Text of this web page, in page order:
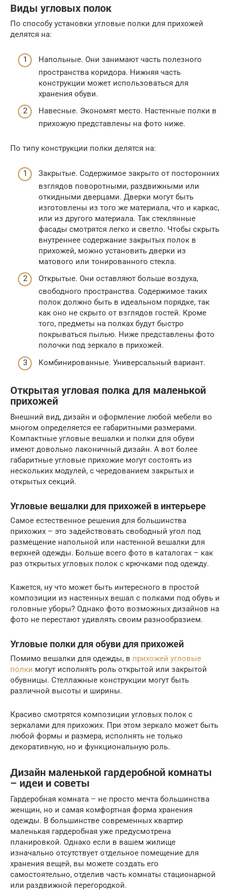
Виды угловых полок
По способу установки угловые полки для прихожей
делятся на:
Напольные. Они занимают часть полезного
пространства коридора. Нижняя часть
конструкции может использоваться для
хранения обуви.
Навесные. Экономят место. Настенные полки в
прихожую представлены на фото ниже.
По типу конструкции полки делятся на:
Закрытые. Содержимое закрыто от посторонних
взглядов поворотными, раздвижными или
откидными дверцами. Дверки могут быть
изготовлены из того же материала, что и каркас,
или из другого материала. Так стеклянные
фасады смотрятся легко и светло. Чтобы скрыть
внутреннее содержание закрытых полок в
прихожей, можно установить дверки из
матового или тонированного стекла.
Открытые. Они оставляют больше воздуха,
свободного пространства. Содержимое таких
полок должно быть в идеальном порядке, так
как оно не скрыто от взглядов гостей. Кроме
того, предметы на полках будут быстро
покрываться пылью. Ниже представлены фото
полочки под зеркало в прихожей.
Комбинированные. Универсальный вариант.
Открытая угловая полка для маленькой
прихожей
Внешний вид, дизайн и оформление любой мебели во
многом определяется ее габаритными размерами.
Компактные угловые вешалки и полки для обуви
имеют довольно лаконичный дизайн. А вот более
габаритные угловые прихожие могут состоять из
нескольких модулей, с чередованием закрытых и
открытых секций.
Угловые вешалки для прихожей в интерьере
Самое естественное решения для большинства
прихожих – это задействовать свободный угол под
размещение напольной или настенной вешалки для
верхней одежды. Больше всего фото в каталогах – как
раз открытых угловых полок с крючками под одежду.
Кажется, ну что может быть интересного в простой
композиции из настенных вешал с полками под обувь и
головные уборы? Однако фото возможных дизайнов на
фото не перестают удивлять своим разнообразием.
Угловые полки для обуви для прихожей
Помимо вешалки для одежды, в прихожей угловые
полки могут исполнять роль открытой или закрытой
обувницы. Стеллажные конструкции могут быть
различной высоты и ширины.
Красиво смотрятся композиции угловых полок с
зеркалами для прихожих. При этом зеркало может быть
любой формы и размера, исполнять не только
декоративную, но и функциональную роль.
Дизайн маленькой гардеробной комнаты
– идеи и советы
Гардеробная комната – не просто мечта большинства
женщин, но и самая комфортная форма хранения
одежды. В большинстве современных квартир
маленькая гардеробная уже предусмотрена
планировкой. Однако если в вашем жилище
изначально отсутствует отдельное помещение для
хранения вещей, вы можете создать его
самостоятельно, отделив часть комнаты стационарной
или раздвижной перегородкой.